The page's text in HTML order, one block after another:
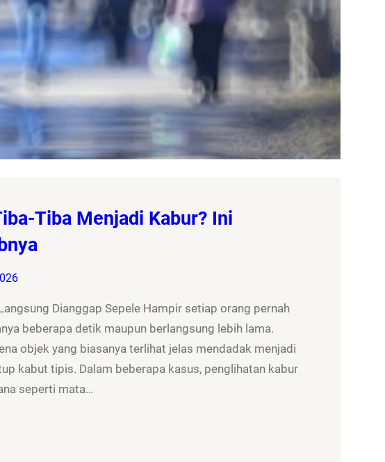
Tiba Menjadi Kabur? Ini
Dianggap Sepele Hampir setiap orang pernah
beberapa detik maupun berlangsung lebih lama.
objek yang biasanya terlihat jelas mendadak menjadi
kabut tipis. Dalam beberapa kasus, penglihatan kabur
seperti mata…